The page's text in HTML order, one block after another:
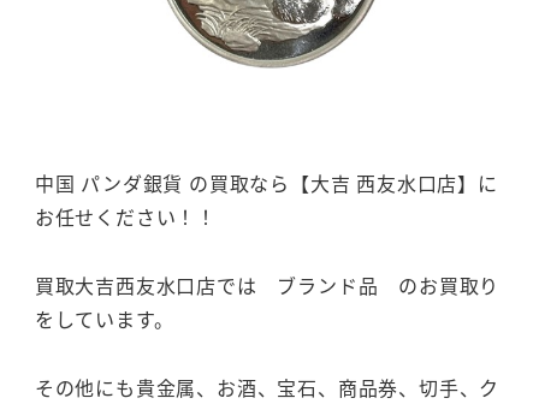
中国 パンダ銀貨 の買取なら【大吉 西友水口店】に
お任せください！！
買取大吉西友水口店では ブランド品 のお買取り
をしています。
その他にも貴金属、お酒、宝石、商品券、切手、ク